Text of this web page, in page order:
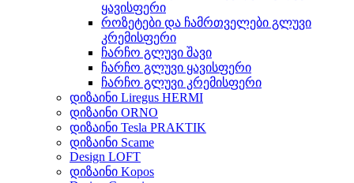
ყავისფერი
როზეტები და ჩამრთველები გლუვი
კრემისფერი
ჩარჩო გლუვი შავი
ჩარჩო გლუვი ყავისფერი
ჩარჩო გლუვი კრემისფერი
დიზაინი Liregus HERMI
დიზაინი ORNO
დიზაინი Tesla PRAKTIK
დიზაინი Scame
Design LOFT
დიზაინი Kopos